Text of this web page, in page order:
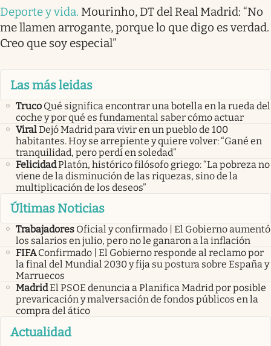
Deporte y vida. Mourinho, DT del Real Madrid: “No
me llamen arrogante, porque lo que digo es verdad.
Creo que soy especial”
Las más leidas
Truco Qué significa encontrar una botella en la rueda del
coche y por qué es fundamental saber cómo actuar
ViralDejó Madrid para vivir en un pueblo de 100
habitantes. Hoy se arrepiente y quiere volver: “Gané en
tranquilidad, pero perdí en soledad”
FelicidadPlatón, histórico filósofo griego: “La pobreza no
viene de la disminución de las riquezas, sino de la
multiplicación de los deseos”
Últimas Noticias
Trabajadores Oficial y confirmado | El Gobierno aumentó
los salarios en julio, pero no le ganaron a la inflación
FIFA Confirmado | El Gobierno responde al reclamo por
la final del Mundial 2030 y fija su postura sobre España y
Marruecos
MadridEl PSOE denuncia a Planifica Madrid por posible
prevaricación y malversación de fondos públicos en la
compra del ático
Actualidad